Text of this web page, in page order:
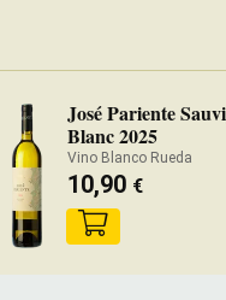
José Pariente
Blanc 2025
Vino Blanco Rueda
10,90 €